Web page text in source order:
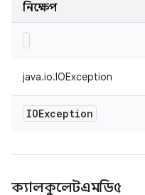
নিক্ষেপ
java.io.IOException
IOException
ক্যালকুলেটএমডি৫